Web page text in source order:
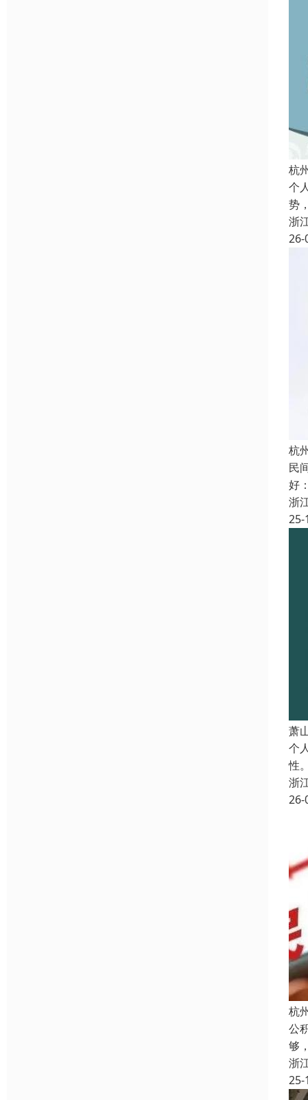
杭
个
势
浙
26-
杭
民
好
浙
25-
萧
个
性
浙
26-
杭
公
够
浙
25-